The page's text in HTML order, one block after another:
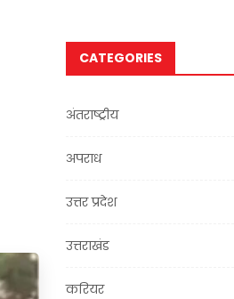
CATEGORIES
अंतराष्ट्रीय
अपराध
उत्तर प्रदेश
उत्तराखंड
करियर